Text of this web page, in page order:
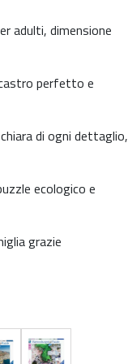
adulti, dimensione
perfetto e
di ogni dettaglio,
ecologico e
grazie